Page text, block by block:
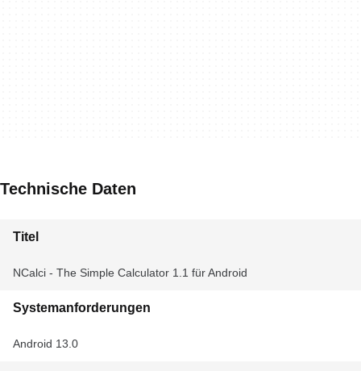
Technische Daten
Titel
NCalci - The Simple Calculator 1.1 für Android
Systemanforderungen
Android 13.0